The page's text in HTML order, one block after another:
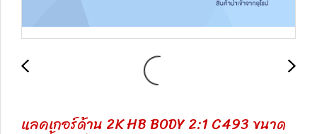
แลคเกอร์ด้าน 2K HB BODY 2:1 C493 ขนาด